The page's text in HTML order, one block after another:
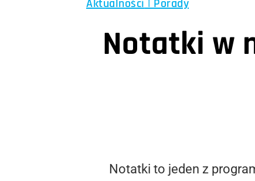
Aktualności | Porady
Notatki w
Notatki to jeden z